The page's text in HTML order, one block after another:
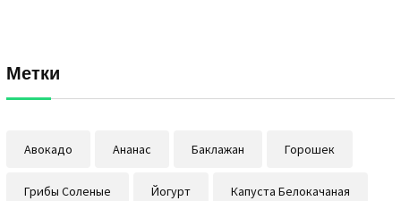
Метки
Авокадо Ананас Баклажан Горошек
Грибы Соленые Йогурт Капуста Белокачаная